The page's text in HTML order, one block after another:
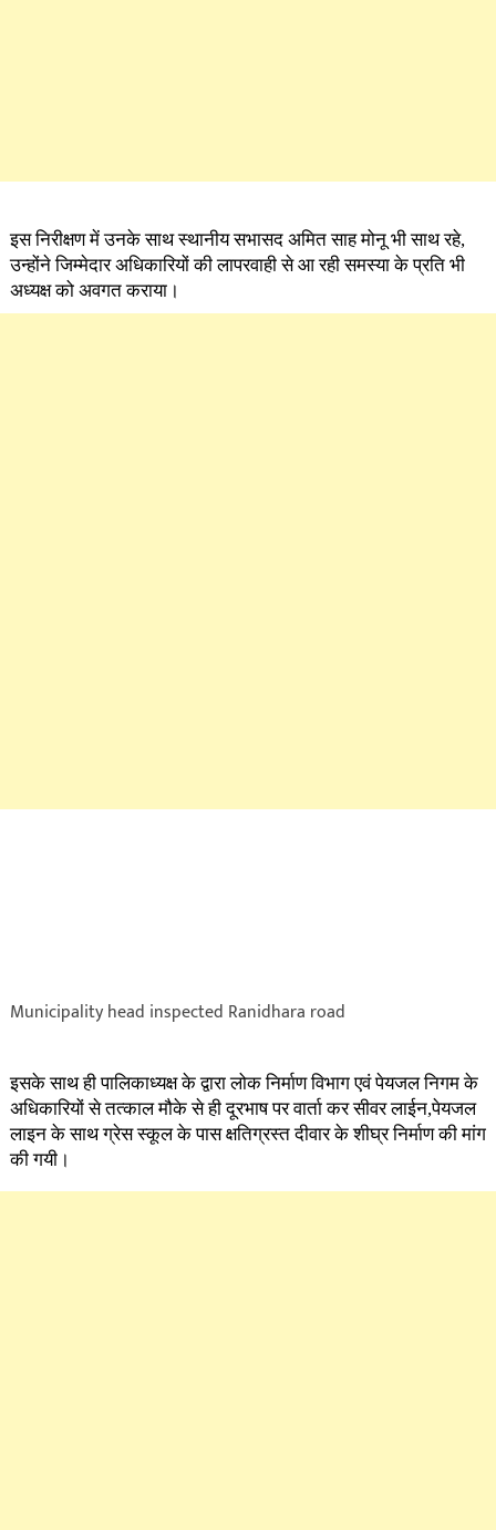
इस निरीक्षण में उनके साथ स्थानीय सभासद अमित साह मोनू भी साथ रहे,
उन्होंने जिम्मेदार अधिकारियों की लापरवाही से आ रही समस्या के प्रति भी
अध्यक्ष को अवगत कराया।
Municipality head inspected Ranidhara road
इसके साथ ही पालिकाध्यक्ष के द्वारा लोक निर्माण विभाग एवं पेयजल निगम के
अधिकारियों से तत्काल मौके से ही दूरभाष पर वार्ता कर सीवर लाईन,पेयजल
लाइन के साथ ग्रेस स्कूल के पास क्षतिग्रस्त दीवार के शीघ्र निर्माण की मांग
की गयी।